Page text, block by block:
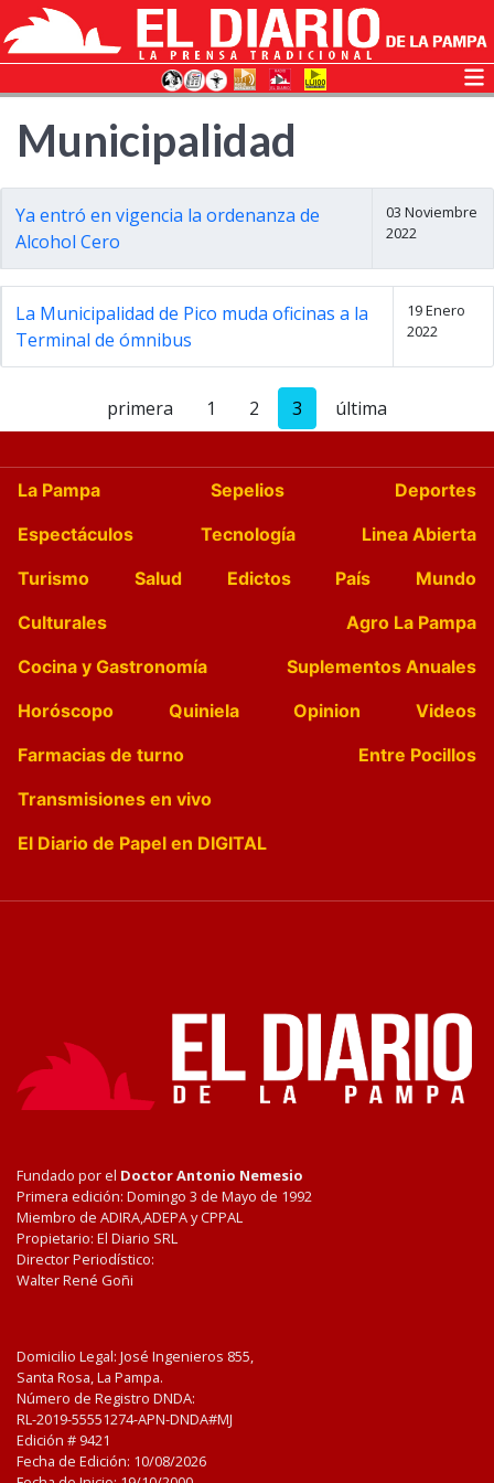
Municipalidad
Ya entró en vigencia la ordenanza de
Alcohol Cero
03 Noviembre
2022
La Municipalidad de Pico muda oficinas a la
Terminal de ómnibus
19 Enero
2022
primera 1 2 3 última
La Pampa Sepelios
Deportes
Espectáculos
Tecnología
Linea Abierta
Turismo
Salud Edictos País
Mundo
Culturales
Agro La Pampa
Cocina y Gastronomía
Suplementos Anuales
Horóscopo
Quiniela Opinion
Videos
Farmacias de turno
Entre Pocillos
Transmisiones en vivo
El Diario de Papel en DIGITAL
Fundado por el Doctor Antonio Nemesio
Primera edición: Domingo 3 de Mayo de 1992
Miembro de ADIRA,ADEPA y CPPAL
Propietario: El Diario SRL
Director Periodístico:
Walter René Goñi
Domicilio Legal: José Ingenieros 855,
Santa Rosa, La Pampa.
Número de Registro DNDA:
RL-2019-55551274-APN-DNDA#MJ
Edición # 9421
Fecha de Edición: 10/08/2026